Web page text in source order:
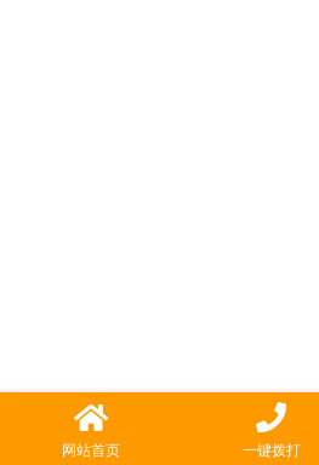
网站首页 一键拨打